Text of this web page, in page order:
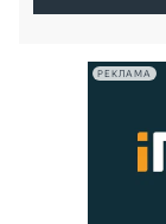
РЕКЛАМА